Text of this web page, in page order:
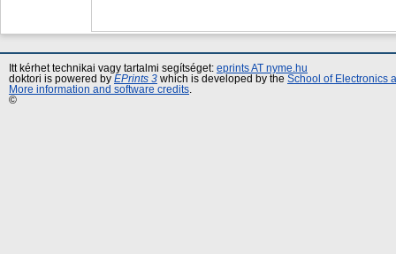
Itt kérhet technikai vagy tartalmi segítséget: eprints AT nyme.hu
doktori is powered by EPrints 3 which is developed by the School of Electronics
More information and software credits
©